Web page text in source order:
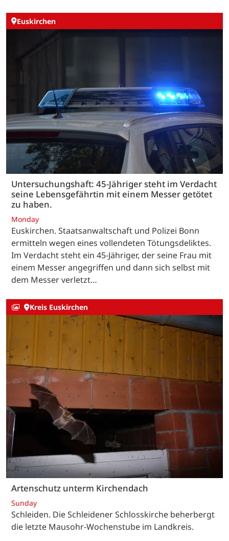
Euskirchen
Untersuchungshaft: 45-Jähriger steht im Verdacht
seine Lebensgefährtin mit einem Messer getötet
zu haben.
Monday
Euskirchen. Staatsanwaltschaft und Polizei Bonn
ermitteln wegen eines vollendeten Tötungsdeliktes.
Im Verdacht steht ein 45-Jähriger, der seine Frau mit
einem Messer angegriffen und dann sich selbst mit
dem Messer verletzt…
Kreis Euskirchen
Artenschutz unterm Kirchendach
Sunday
Schleiden. Die Schleidener Schlosskirche beherbergt
die letzte Mausohr-Wochenstube im Landkreis.